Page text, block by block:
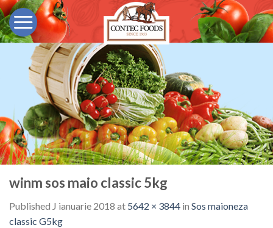
Skip
to
content
winm sos maio classic 5kg
Published J ianuarie 2018 at 5642 × 3844 in Sos maioneza
classic G5kg